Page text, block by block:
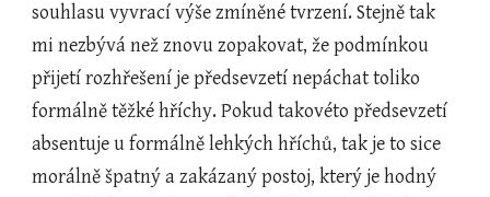
souhlasu vyvrací výše zmíněné tvrzení. Stejně tak
mi nezbývá než znovu zopakovat, že podmínkou
přijetí rozhřešení je předsevzetí nepáchat toliko
formálně těžké hříchy. Pokud takovéto předsevzetí
absentuje u formálně lehkých hříchů, tak je to sice
morálně špatný a zakázaný postoj, který je hodný